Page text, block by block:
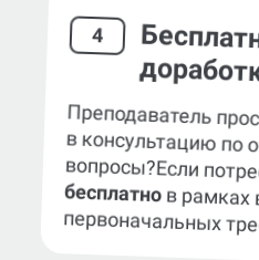
4
Преподаватель
в
вопросы?Если
бесплатнов рамках
первоначальных